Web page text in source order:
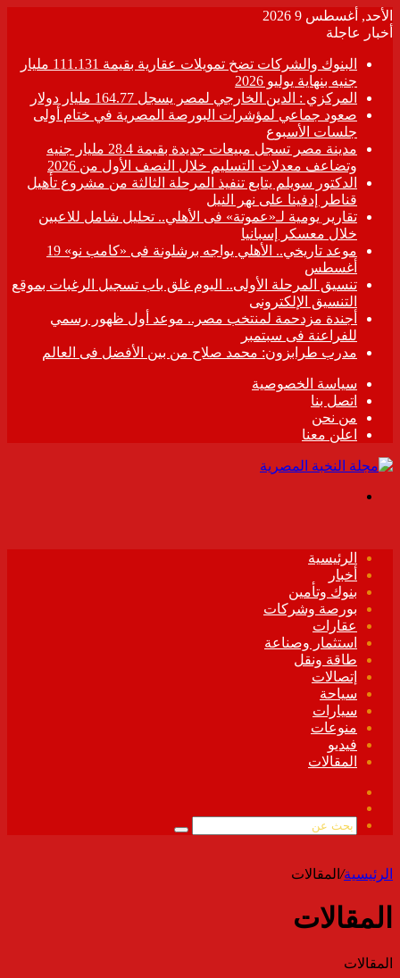
الأحد, أغسطس 9 2026
أخبار عاجلة
البنوك والشركات تضخ تمويلات عقارية بقيمة 111.131 مليار
جنيه بنهاية يوليو 2026
المركزي : الدين الخارجي لمصر يسجل 164.77 مليار دولار
صعود جماعي لمؤشرات البورصة المصرية في ختام أولى
جلسات الأسبوع
مدينة مصر تسجل مبيعات جديدة بقيمة 28.4 مليار جنيه
وتضاعف معدلات التسليم خلال النصف الأول من 2026
الدكتور سويلم يتابع تنفيذ المرحلة الثالثة من مشروع تأهيل
قناطر إدفينا على نهر النيل
تقارير يومية لـ«عموتة» فى الأهلي.. تحليل شامل للاعبين
خلال معسكر إسبانيا
موعد تاريخي.. الأهلي يواجه برشلونة فى «كامب نو» 19
أغسطس
تنسيق المرحلة الأولى.. اليوم غلق باب تسجيل الرغبات بموقع
التنسيق الإلكترونى
أجندة مزدحمة لمنتخب مصر.. موعد أول ظهور رسمي
للفراعنة فى سبتمبر
مدرب طرابزون: محمد صلاح من بين الأفضل فى العالم
سياسة الخصوصية
اتصل بنا
من نحن
اعلن معنا
الرئيسية
أخبار
بنوك وتأمين
بورصة وشركات
عقارات
استثمار وصناعة
طاقة ونقل
إتصالات
سياحة
سيارات
منوعات
فيديو
المقالات
الموقع
بحث
الرئيسية/ المقالات
المقالات
المقالات